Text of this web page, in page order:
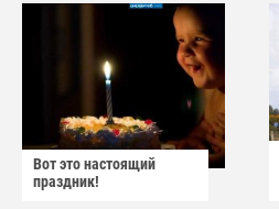
Вот это настоящий
праздник!